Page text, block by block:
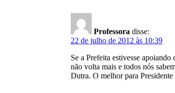
Professora disse:
22 de julho de 2012 às 10:39
Se a Prefeita estivesse
não volta mais e todos nós
Dutra. O melhor para